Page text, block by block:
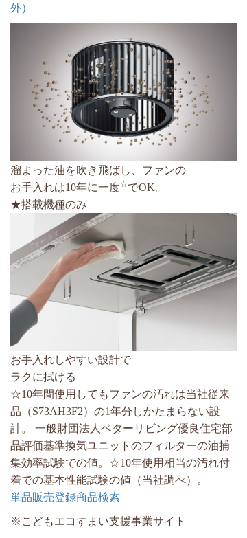
外）
溜まった油を吹き飛ばし、ファンの
お手入れは10年に一度☆でOK。
★搭載機種のみ
お手入れしやすい設計で
ラクに拭ける
☆10年間使用してもファンの汚れは当社従来
品（S73AH3F2）の1年分しかたまらない設
計。 一般財団法人ベターリビング優良住宅部
品評価基準換気ユニットのフィルターの油捕
集効率試験での値。☆10年使用相当の汚れ付
着での基本性能試験の値（当社調べ）。
単品販売登録商品検索
※こどもエコすまい支援事業サイト